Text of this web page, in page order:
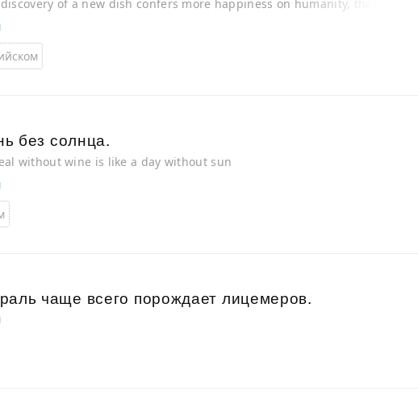
of a new dish confers more happiness on humanity, than the
без солнца.
without wine is like a day without sun
чаще всего порождает лицемеров.